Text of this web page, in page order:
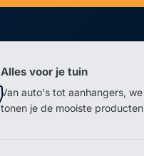
Alles voor je tuin
Van auto's tot aanhangers, we
tonen je de mooiste producten